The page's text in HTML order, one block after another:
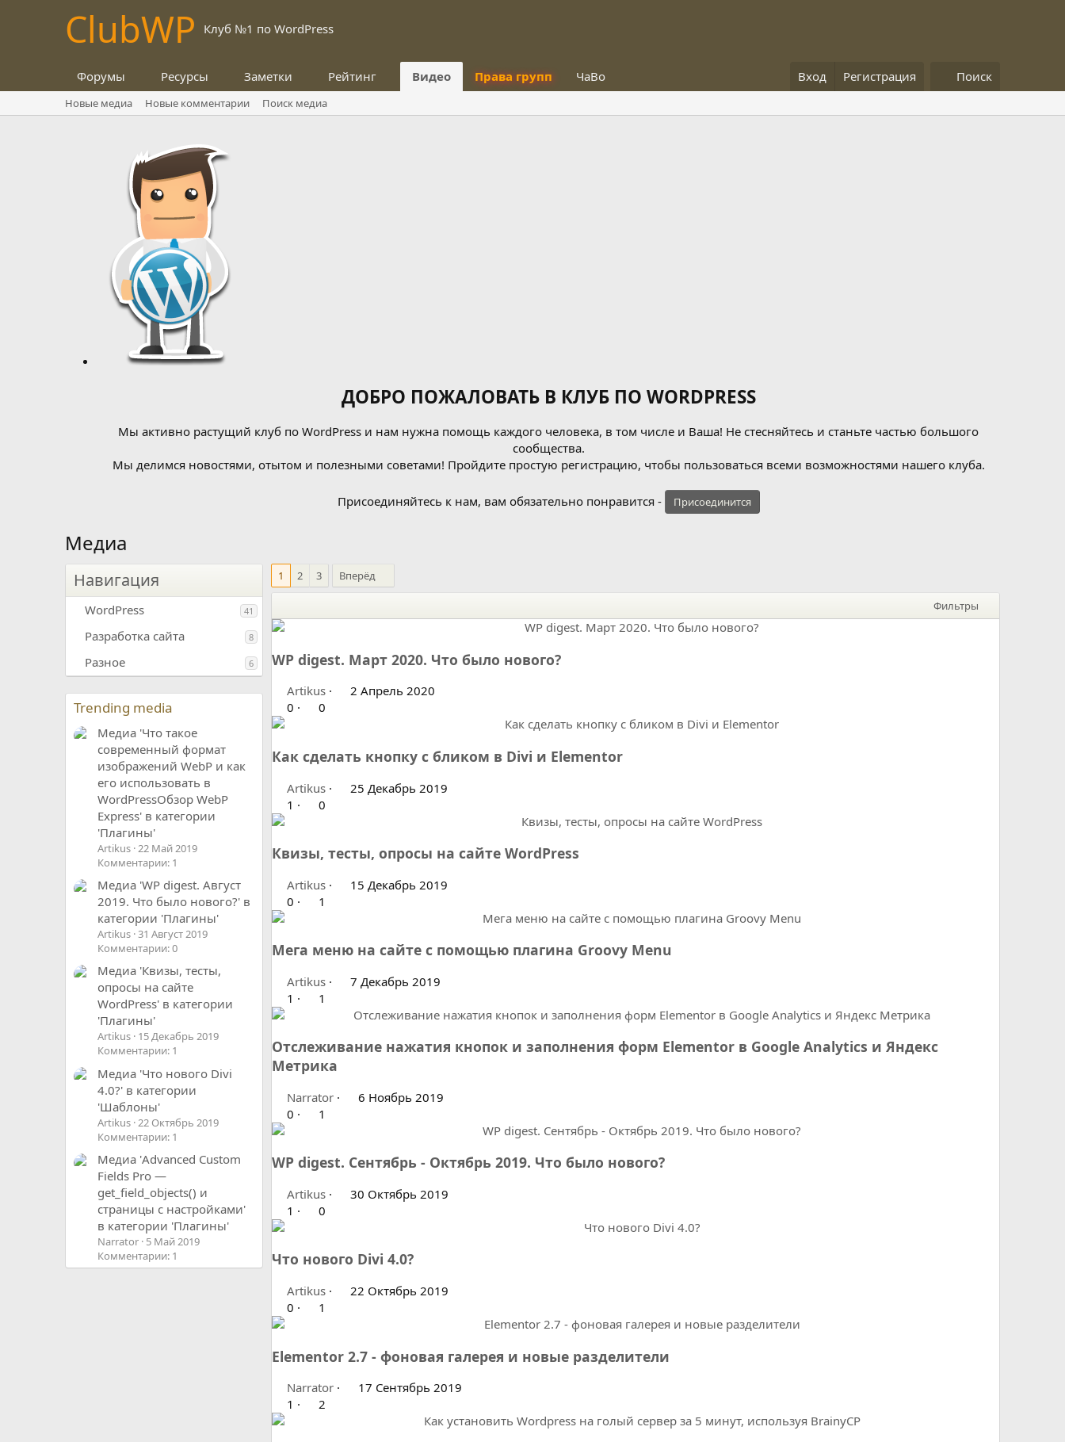
ClubWP Клуб №1 по WordPress
Форумы Ресурсы Заметки Рейтинг Видео Права групп ЧаВо Вход Регистрация Поиск
Новые медиа Новые комментарии Поиск медиа
ДОБРО ПОЖАЛОВАТЬ В КЛУБ ПО WORDPRESS
Мы активно растущий клуб по WordPress и нам нужна помощь каждого человека, в том числе и Ваша! Не стесняйтесь и станьте частью большого
сообщества.
Мы делимся новостями, отытом и полезными советами! Пройдите простую регистрацию, чтобы пользоваться всеми возможностями нашего клуба.
Присоединяйтесь к нам, вам обязательно понравится - Присоединится
Медиа
Навигация
WordPress 41
Разработка сайта 8
Разное 6
Trending media
Медиа 'Что такое
современный формат
изображений WebP и как
его использовать в
WordPressОбзор WebP
Express' в категории
'Плагины'
Artikus 22 Май 2019
Комментарии: 1
Медиа 'WP digest. Август
2019. Что было нового?' в
категории 'Плагины'
Artikus 31 Август 2019
Комментарии: 0
Медиа 'Квизы, тесты,
опросы на сайте
WordPress' в категории
'Плагины'
Artikus 15 Декабрь 2019
Комментарии: 1
Медиа 'Что нового Divi
4.0?' в категории
'Шаблоны'
Artikus 22 Октябрь 2019
Комментарии: 1
Медиа 'Advanced Custom
Fields Pro —
get_field_objects() и
страницы с настройками'
в категории 'Плагины'
Narrator 5 Май 2019
Комментарии: 1
1 2 3 Вперёд
Фильтры
WP digest. Март 2020. Что было нового?
Artikus
2 Апрель 2020
0
0
Как сделать кнопку с бликом в Divi и Elementor
Artikus
25 Декабрь 2019
1
0
Квизы, тесты, опросы на сайте WordPress
Artikus
15 Декабрь 2019
0
1
Мега меню на сайте c помощью плагина Groovy Menu
Artikus
7 Декабрь 2019
1
1
Отслеживание нажатия кнопок и заполнения форм Elementor в Google Analytics и Яндекс
Метрика
Narrator
6 Ноябрь 2019
0
1
WP digest. Сентябрь - Октябрь 2019. Что было нового?
Artikus
30 Октябрь 2019
1
0
Что нового Divi 4.0?
Artikus
22 Октябрь 2019
0
1
Elementor 2.7 - фоновая галерея и новые разделители
Narrator
17 Сентябрь 2019
1
2